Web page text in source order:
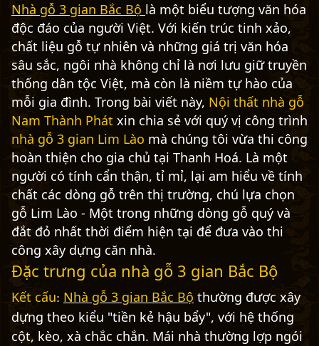
Nhà gỗ 3 gian Bắc Bộ là một biểu tượng văn hóa
độc đáo của người Việt. Với kiến trúc tinh xảo,
chất liệu gỗ tự nhiên và những giá trị văn hóa
sâu sắc, ngôi nhà không chỉ là nơi lưu giữ truyền
thống dân tộc Việt, mà còn là niềm tự hào của
mỗi gia đình. Trong bài viết này, Nội thất nhà gỗ
Nam Thành Phát xin chia sẻ với quý vị công trình
nhà gỗ 3 gian Lim Lào mà chúng tôi vừa thi công
hoàn thiện cho gia chủ tại Thanh Hoá. Là một
người có tính cẩn thận, tỉ mỉ, lại am hiểu về tính
chất các dòng gỗ trên thị trường, chú lựa chọn
gỗ Lim Lào - Một trong những dòng gỗ quý và
đắt đỏ nhất thời điểm hiện tại để đưa vào thi
công xây dựng căn nhà.
Đặc trưng của nhà gỗ 3 gian Bắc Bộ
Kết cấu: Nhà gỗ 3 gian Bắc Bộ thường được xây
dựng theo kiểu "tiền kẻ hậu bẩy", với hệ thống
cột, kèo, xà chắc chắn. Mái nhà thường lợp ngói